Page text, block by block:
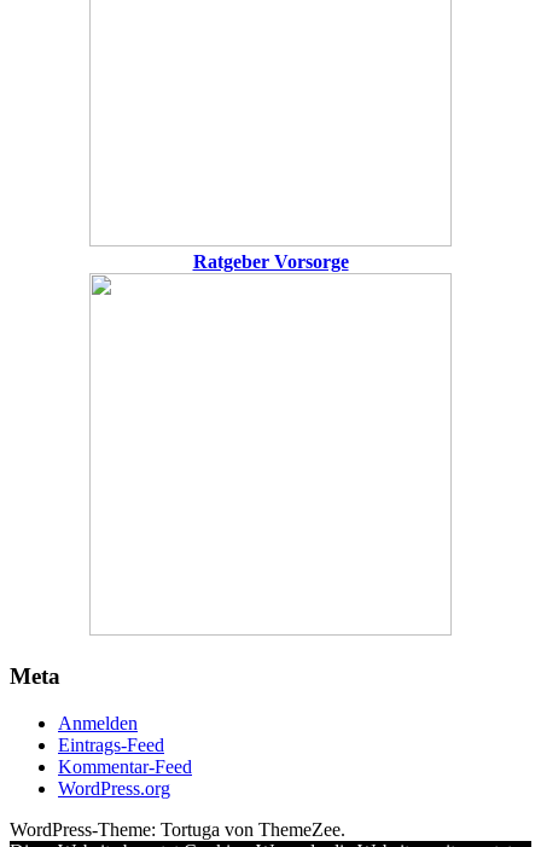
Ratgeber Vorsorge
Meta
Anmelden
Eintrags-Feed
Kommentar-Feed
WordPress.org
WordPress-Theme: Tortuga von ThemeZee.